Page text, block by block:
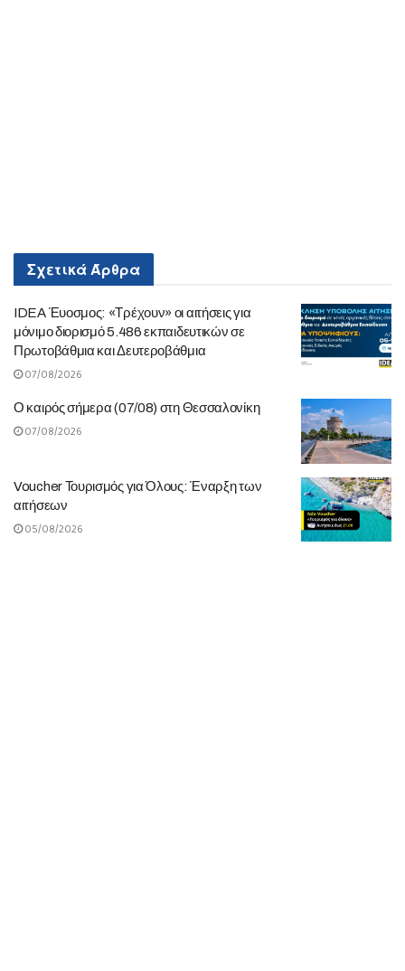
ΣχετικάΆρθρα
IDEA Έυοσμος: «Τρέχουν» οι αιτήσεις για
μόνιμο διορισμό 5.486 εκπαιδευτικών σε
Πρωτοβάθμια και Δευτεροβάθμια
07/08/2026
Ο καιρός σήμερα (07/08) στη Θεσσαλονίκη
07/08/2026
Voucher Τουρισμός για Όλους: Έναρξη των
αιτήσεων
05/08/2026